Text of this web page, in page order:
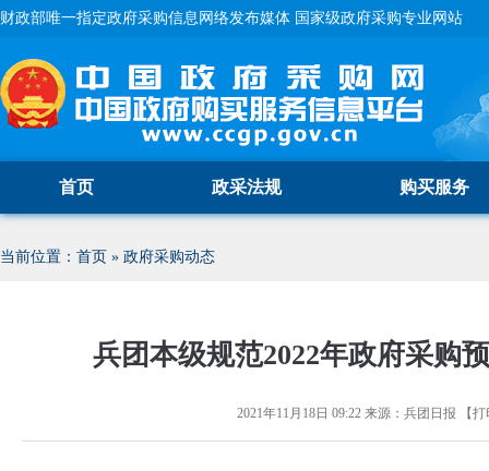
财政部唯一指定政府采购信息网络发布媒体 国家级政府采购专业网站
首页 政采法规 购买服务
当前位置： 首页 » 政府采购动态
兵团本级规范2022年政府采购
2021年11月18日 09:22来源： 兵团日报 【打